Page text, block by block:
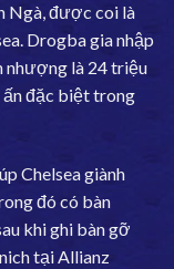
Ngà, được coi là
Drogba gia nhập
nhượng là 24 triệu
ấn đặc biệt trong
Chelsea giành
đó có bàn
khi ghi bàn gỡ
tại Allianz